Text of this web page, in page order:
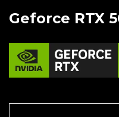
Geforce RTX